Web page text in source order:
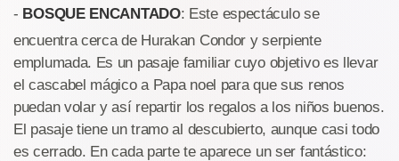
- BOSQUE ENCANTADO: Este espectáculo se
encuentra cerca de Hurakan Condor y serpiente
emplumada. Es un pasaje familiar cuyo objetivo es llevar
el cascabel mágico a Papa noel para que sus renos
puedan volar y así repartir los regalos a los niños buenos.
El pasaje tiene un tramo al descubierto, aunque casi todo
es cerrado. En cada parte te aparece un ser fantástico: